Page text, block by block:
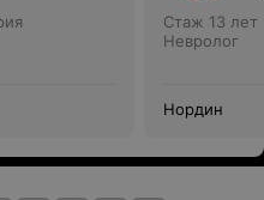
Стаж 13 лет
Невролог
Нордин